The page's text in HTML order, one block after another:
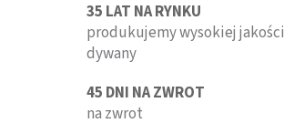
35 LAT NA RYNKU
produkujemy wysokiej jakości
dywany
45 DNI NA ZWROT
na zwrot